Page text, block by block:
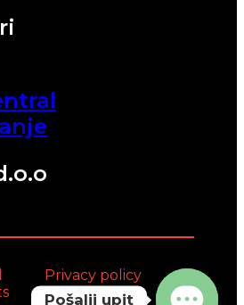
Privacy policy
Pošalji upit